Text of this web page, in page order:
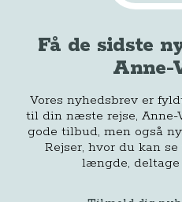
Få de sidste
Anne-
Vores nyhedsbrev er
til din næste rejse, Anne-
gode tilbud, men også
Rejser, hvor du kan
længde,